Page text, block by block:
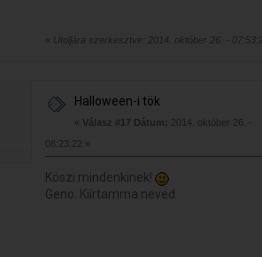
« Utoljára szerkesztve: 2014. október 26. -
Halloween-i tök
« Válasz #17 Dátum:
2014. október 26. -
08:23:22 »
Köszi mindenkinek!
Geno: Kiírtamma neved